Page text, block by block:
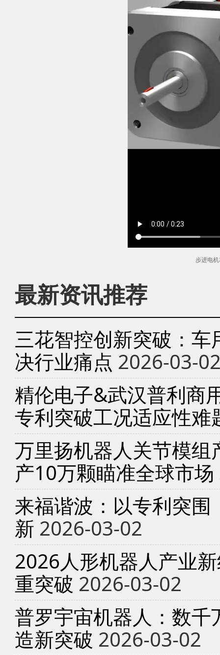
步进电
最新资讯推荐
三花智控创新突破：
决行业痛点 2026-03-
精伦电子&武汉普利商
专利突破工况适应性难
万里扬机器人关节模
产10万颗瞄准全球市场
来福谐波：以专利突
新 2026-03-02
2026人形机器人产业
重突破 2026-03-02
普罗宇宙机器人：数
造新突破 2026-03-02